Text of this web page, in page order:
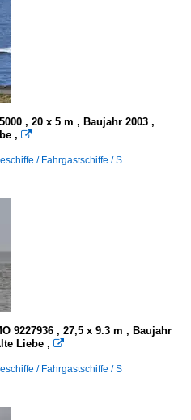
, 20 x 5 m , Baujahr 2003 ,
, 
/ Fahrgastschiffe / S
9227936 , 27,5 x 9.3 m , Baujahr
Liebe , 
/ Fahrgastschiffe / S